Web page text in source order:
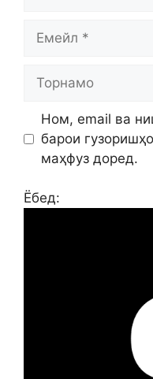
Ном, email ва
барои
маҳфуз доред.
Ёбед: